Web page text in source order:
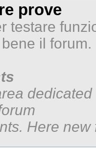
prove
testare
il forum.
Here